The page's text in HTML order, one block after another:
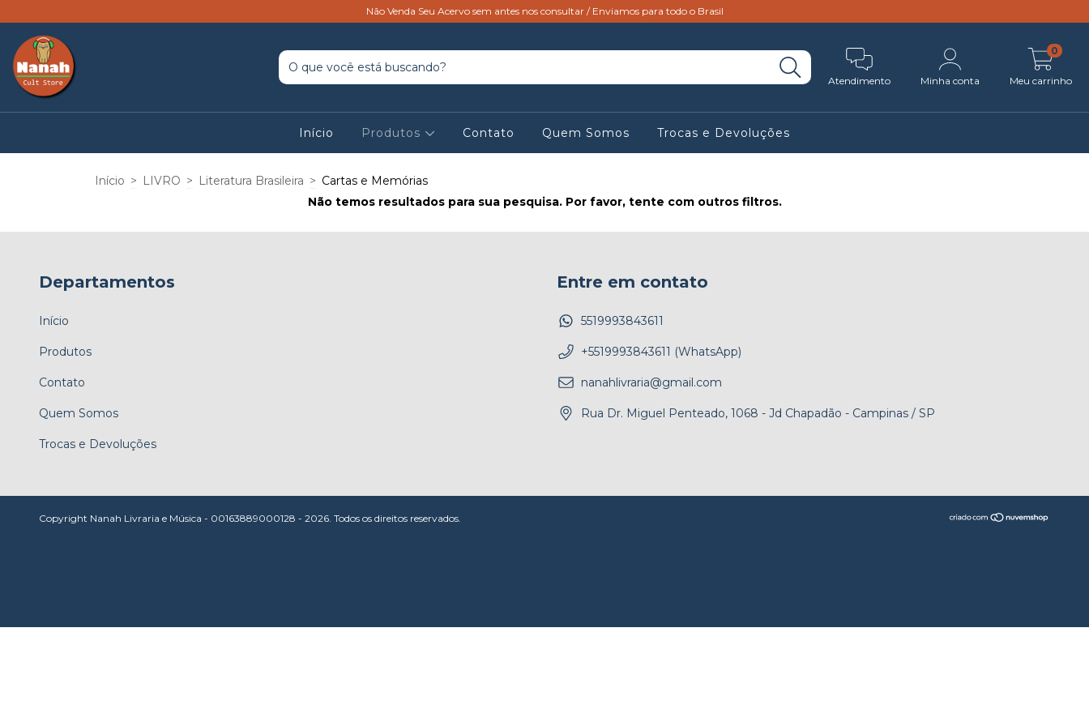
Não Venda Seu Acervo sem antes nos consultar / Enviamos para todo o Brasil
Atendimento Minha conta Meu carrinho
0
Início Produtos Contato Quem Somos Trocas e Devoluções
Início > LIVRO > Literatura Brasileira > Cartas e Memórias
Não temos resultados para sua pesquisa. Por favor, tente com outros filtros.
Departamentos
Início
Produtos
Contato
Quem Somos
Trocas e Devoluções
Entre em contato
5519993843611
+5519993843611 (WhatsApp)
nanahlivraria@gmail.com
Rua Dr. Miguel Penteado, 1068 - Jd Chapadão - Campinas / SP
Copyright Nanah Livraria e Música - 00163889000128 - 2026. Todos os direitos reservados.